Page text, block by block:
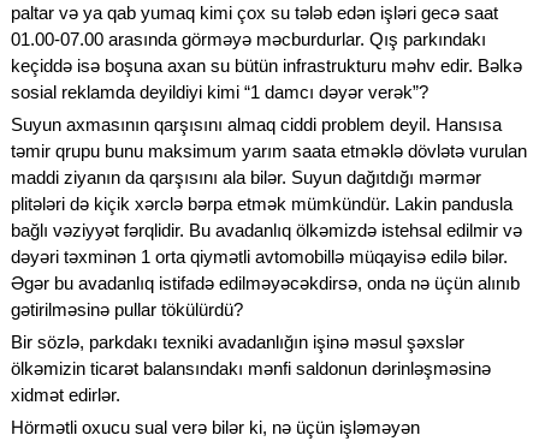
paltar və ya qab yumaq kimi çox su tələb edən işləri gecə saat
01.00-07.00 arasında görməyə məcburdurlar. Qış parkındakı
keçiddə isə boşuna axan su bütün infrastrukturu məhv edir. Bəlkə
sosial reklamda deyildiyi kimi “1 damcı dəyər verək”?
Suyun axmasının qarşısını almaq ciddi problem deyil. Hansısa
təmir qrupu bunu maksimum yarım saata etməklə dövlətə vurulan
maddi ziyanın da qarşısını ala bilər. Suyun dağıtdığı mərmər
plitələri də kiçik xərclə bərpa etmək mümkündür. Lakin pandusla
bağlı vəziyyət fərqlidir. Bu avadanlıq ölkəmizdə istehsal edilmir və
dəyəri təxminən 1 orta qiymətli avtomobillə müqayisə edilə bilər.
Əgər bu avadanlıq istifadə edilməyəcəkdirsə, onda nə üçün alınıb
gətirilməsinə pullar tökülürdü?
Bir sözlə, parkdakı texniki avadanlığın işinə məsul şəxslər
ölkəmizin ticarət balansındakı mənfi saldonun dərinləşməsinə
xidmət edirlər.
Hörmətli oxucu sual verə bilər ki, nə üçün işləməyən